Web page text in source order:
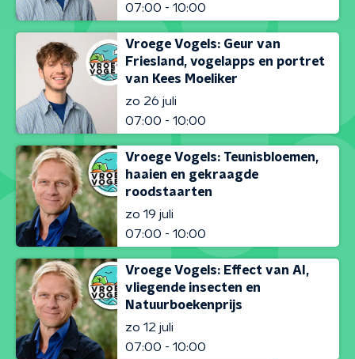
07:00 - 10:00
Vroege Vogels: Geur van
Friesland, vogelapps en portret
van Kees Moeliker
zo 26 juli
07:00 - 10:00
Vroege Vogels: Teunisbloemen,
haaien en gekraagde
roodstaarten
zo 19 juli
07:00 - 10:00
Vroege Vogels: Effect van AI,
vliegende insecten en
Natuurboekenprijs
zo 12 juli
07:00 - 10:00